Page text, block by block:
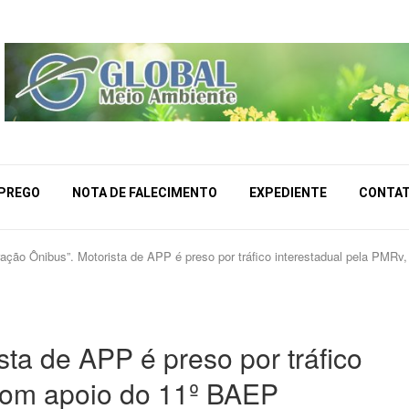
NOTA DE FALECIMENTO EXPEDIENTE
Ônibus”. Motorista de APP é preso por tráfico interestadual pela
de APP é preso por tráfico
apoio do 11º BAEP